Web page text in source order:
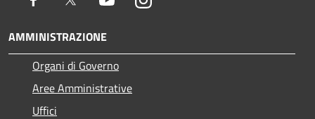
AMMINISTRAZIONE
Organi di Governo
Aree Amministrative
Uffici